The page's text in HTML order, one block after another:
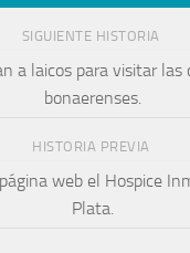
SIGUIENTE HISTORIA
a laicos para visitar las
bonaerenses.
HISTORIA PREVIA
web el Hospice
Plata.